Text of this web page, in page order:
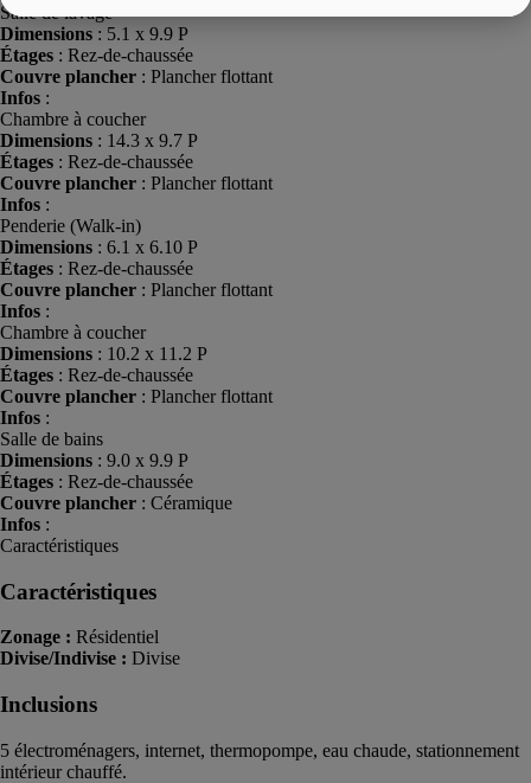
Salle de lavage
Dimensions : 5.1 x 9.9 P
Étages : Rez-de-chaussée
Couvre plancher : Plancher flottant
Infos :
Chambre à coucher
Dimensions : 14.3 x 9.7 P
Étages : Rez-de-chaussée
Couvre plancher : Plancher flottant
Infos :
Penderie (Walk-in)
Dimensions : 6.1 x 6.10 P
Étages : Rez-de-chaussée
Couvre plancher : Plancher flottant
Infos :
Chambre à coucher
Dimensions : 10.2 x 11.2 P
Étages : Rez-de-chaussée
Couvre plancher : Plancher flottant
Infos :
Salle de bains
Dimensions : 9.0 x 9.9 P
Étages : Rez-de-chaussée
Couvre plancher : Céramique
Infos :
Caractéristiques
Caractéristiques
Zonage : Résidentiel
Divise/Indivise : Divise
Inclusions
5 électroménagers, internet, thermopompe, eau chaude, stationnement
intérieur chauffé.